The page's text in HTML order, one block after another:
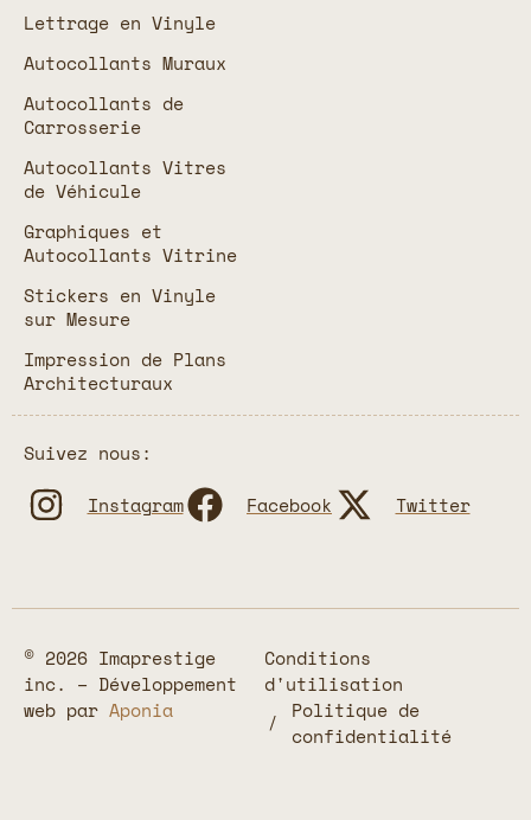
Lettrage en Vinyle
Autocollants Muraux
Autocollants de
Carrosserie
Autocollants Vitres
de Véhicule
Graphiques et
Autocollants Vitrine
Stickers en Vinyle
sur Mesure
Impression de Plans
Architecturaux
Suivez nous:
Instagram
Facebook Twitter
© 2026 Imaprestige
inc. – Développement
web par Aponia
Conditions
d'utilisation
Politique de
confidentialité